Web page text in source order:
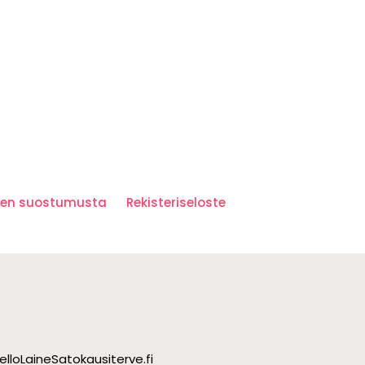
suostumusta Rekisteriseloste
LaineSatokausiterve.fi